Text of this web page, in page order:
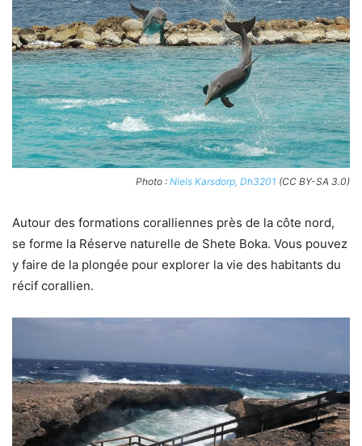
Photo : Niels Karsdorp, Dh3201 (CC BY-SA 3.0)
Autour des formations coralliennes près de la côte nord,
se forme la Réserve naturelle de Shete Boka. Vous pouvez
y faire de la plongée pour explorer la vie des habitants du
récif corallien.